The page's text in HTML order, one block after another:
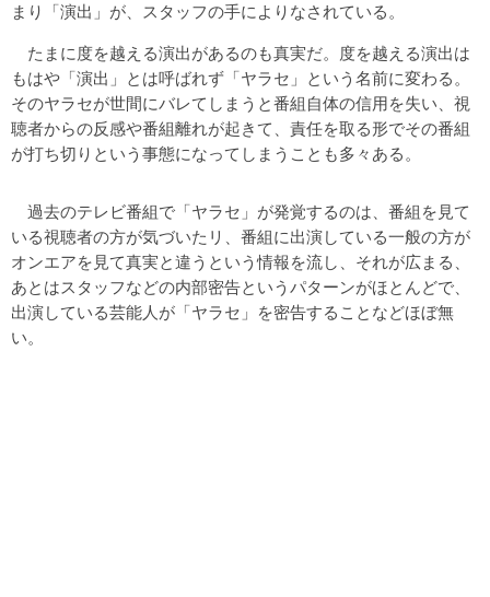
まり「演出」が、スタッフの手によりなされている。
たまに度を越える演出があるのも真実だ。度を越える演出は
もはや「演出」とは呼ばれず「ヤラセ」という名前に変わる。
そのヤラセが世間にバレてしまうと番組自体の信用を失い、視
聴者からの反感や番組離れが起きて、責任を取る形でその番組
が打ち切りという事態になってしまうことも多々ある。
過去のテレビ番組で「ヤラセ」が発覚するのは、番組を見て
いる視聴者の方が気づいたリ、番組に出演している一般の方が
オンエアを見て真実と違うという情報を流し、それが広まる、
あとはスタッフなどの内部密告というパターンがほとんどで、
出演している芸能人が「ヤラセ」を密告することなどほぼ無
い。